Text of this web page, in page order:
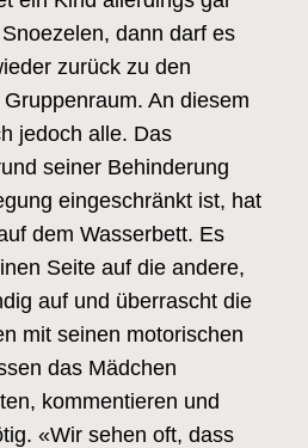
dann darf es
zurück zu den
An diesem
jedoch alle. Das
seiner Behinderung
eingeschränkt ist, hat
dem Wasserbett. Es
Seite auf die andere,
auf und überrascht die
mit seinen motorischen
das Mädchen
kommentieren und
«Wir sehen oft, dass